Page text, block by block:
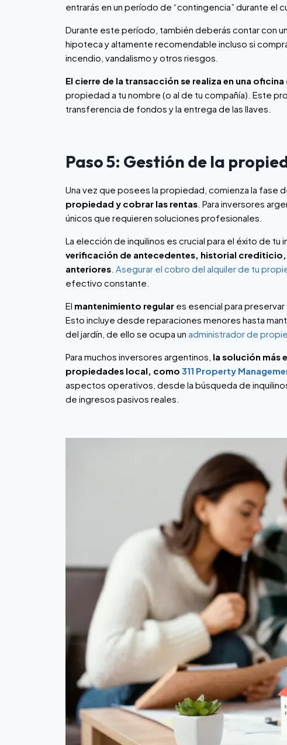
entrarás en un período de “contingencia” durante el
Durante este período, también deberás contar con un
hipoteca y altamente recomendable incluso si
incendio, vandalismo y otros riesgos.
El cierre de la transacción se realiza en una
propiedad a tu nombre (o al de tu compañía). Este
transferencia de fondos y la entrega de las llaves.
Paso 5: Gestión de la
Una vez que posees la propiedad, comienza la fase
propiedad y cobrar las rentas. Para inversores
únicos que requieren soluciones profesionales.
La elección de inquilinos es crucial para el éxito de
verificación de antecedentes, historial
anteriores. Asegurar el cobro del alquiler de tu
efectivo constante.
El mantenimiento regular es esencial para
Esto incluye desde reparaciones menores hasta
del jardín, de ello se ocupa un administrador de
Para muchos inversores argentinos, la solución más
propiedades local, como 311 Property
aspectos operativos, desde la búsqueda de
de ingresos pasivos reales.